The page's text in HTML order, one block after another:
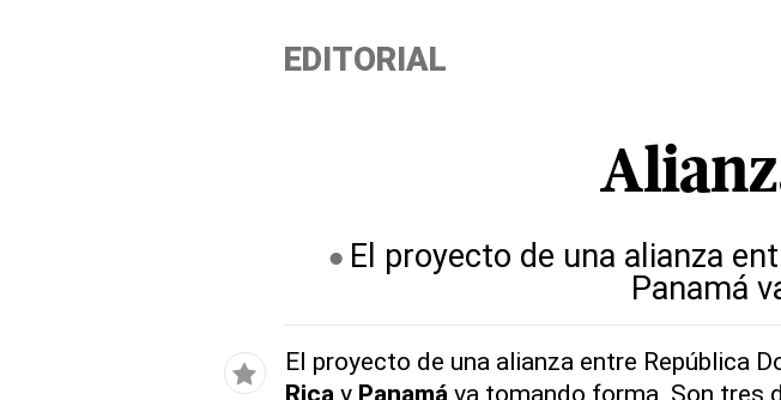
EDITORIAL
El proyecto de una alianza
Panamá
El proyecto de una alianza entre República
Rica y Panamá va tomando forma. Son tres